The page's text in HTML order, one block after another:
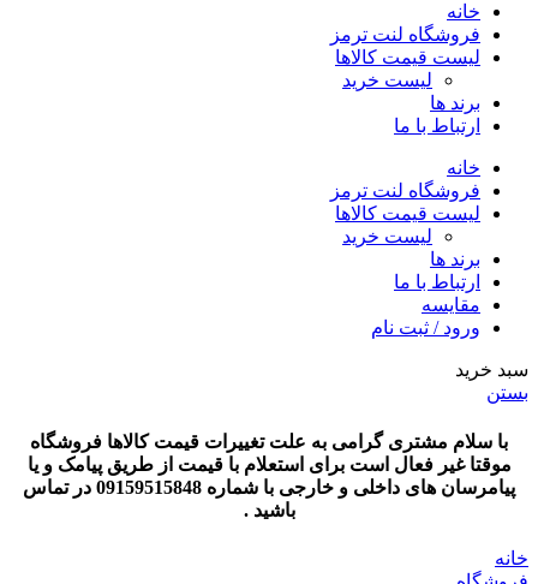
خانه
فروشگاه لنت ترمز
لیست قیمت کالاها
لیست خرید
برند ها
ارتباط با ما
خانه
فروشگاه لنت ترمز
لیست قیمت کالاها
لیست خرید
برند ها
ارتباط با ما
مقایسه
ورود / ثبت نام
سبد خرید
بستن
با سلام مشتری گرامی به علت تغییرات قیمت کالاها فروشگاه
موقتا غیر فعال است برای استعلام با قیمت از طریق پیامک و یا
پیامرسان های داخلی و خارجی با شماره 09159515848 در تماس
باشید .
خانه